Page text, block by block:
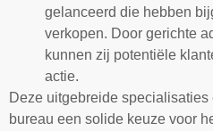
gelanceerd die hebben
verkopen. Door gerichte
kunnen zij potentiële
actie.
Deze uitgebreide
bureau een solide keuze voor